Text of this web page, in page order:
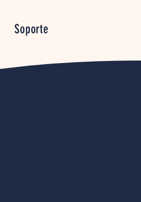
Soporte